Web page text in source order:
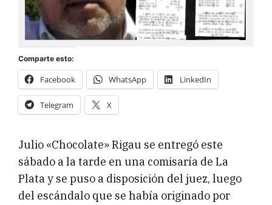
Comparte esto:
Facebook WhatsApp LinkedIn
Telegram X
Julio «Chocolate» Rigau se entregó este
sábado a la tarde en una comisaría de La
Plata y se puso a disposición del juez, luego
del escándalo que se había originado por